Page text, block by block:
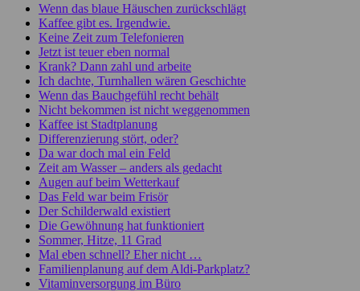
Wenn das blaue Häuschen zurückschlägt
Kaffee gibt es. Irgendwie.
Keine Zeit zum Telefonieren
Jetzt ist teuer eben normal
Krank? Dann zahl und arbeite
Ich dachte, Turnhallen wären Geschichte
Wenn das Bauchgefühl recht behält
Nicht bekommen ist nicht weggenommen
Kaffee ist Stadtplanung
Differenzierung stört, oder?
Da war doch mal ein Feld
Zeit am Wasser – anders als gedacht
Augen auf beim Wetterkauf
Das Feld war beim Frisör
Der Schilderwald existiert
Die Gewöhnung hat funktioniert
Sommer, Hitze, 11 Grad
Mal eben schnell? Eher nicht …
Familienplanung auf dem Aldi-Parkplatz?
Vitaminversorgung im Büro